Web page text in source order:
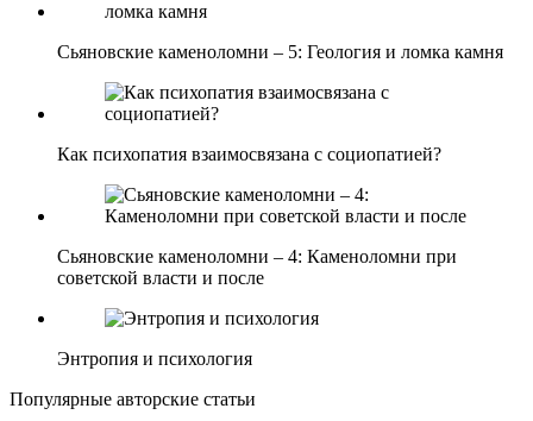
Сьяновские каменоломни – 5: Геология и ломка камня
Как психопатия взаимосвязана с социопатией?
Сьяновские каменоломни – 4: Каменоломни при
советской власти и после
Энтропия и психология
Популярные авторские статьи